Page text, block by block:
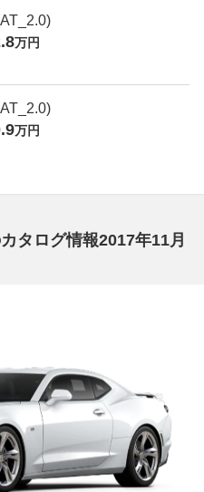
万円
万円
タログ情報2017年11月